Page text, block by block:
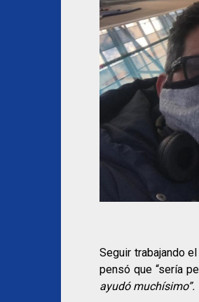
Seguir trabajando
pensó que “sería
ayudó muchísimo”.